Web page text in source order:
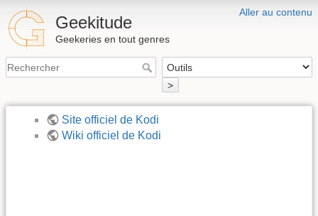
Aller au contenu
Geekitude
Geekeries en tout genres
>
Site officiel de Kodi
Wiki officiel de Kodi